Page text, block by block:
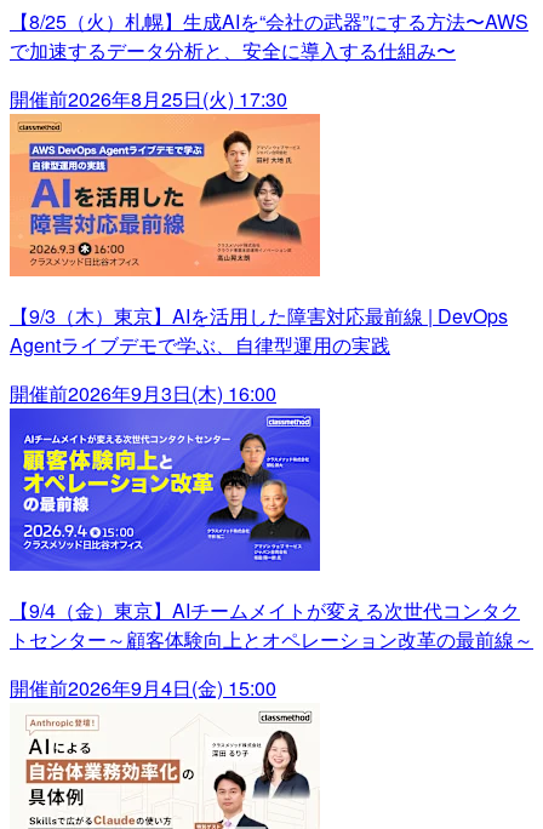
【8/25（火）札幌】生成AIを“会社の武器”にする方法〜AWS
で加速するデータ分析と、安全に導入する仕組み〜
開催前2026年8月25日(火) 17:30
【9/3（木）東京】AIを活用した障害対応最前線 | DevOps
Agentライブデモで学ぶ、自律型運用の実践
開催前2026年9月3日(木) 16:00
【9/4（金）東京】AIチームメイトが変える次世代コンタク
トセンター～顧客体験向上とオペレーション改革の最前線～
開催前2026年9月4日(金) 15:00